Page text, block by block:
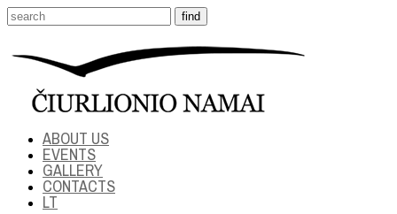
ABOUT US
EVENTS
GALLERY
CONTACTS
LT